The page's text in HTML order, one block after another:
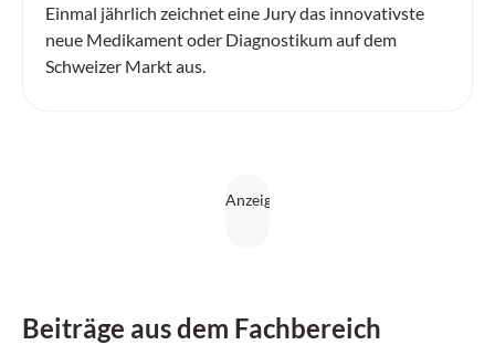
Einmal jährlich zeichnet eine Jury das innovativste
neue Medikament oder Diagnostikum auf dem
Schweizer Markt aus.
Beiträge aus dem Fachbereich